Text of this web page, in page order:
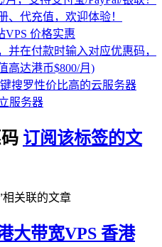
订阅该标签的文
相关联的文章
大带宽VPS 香港